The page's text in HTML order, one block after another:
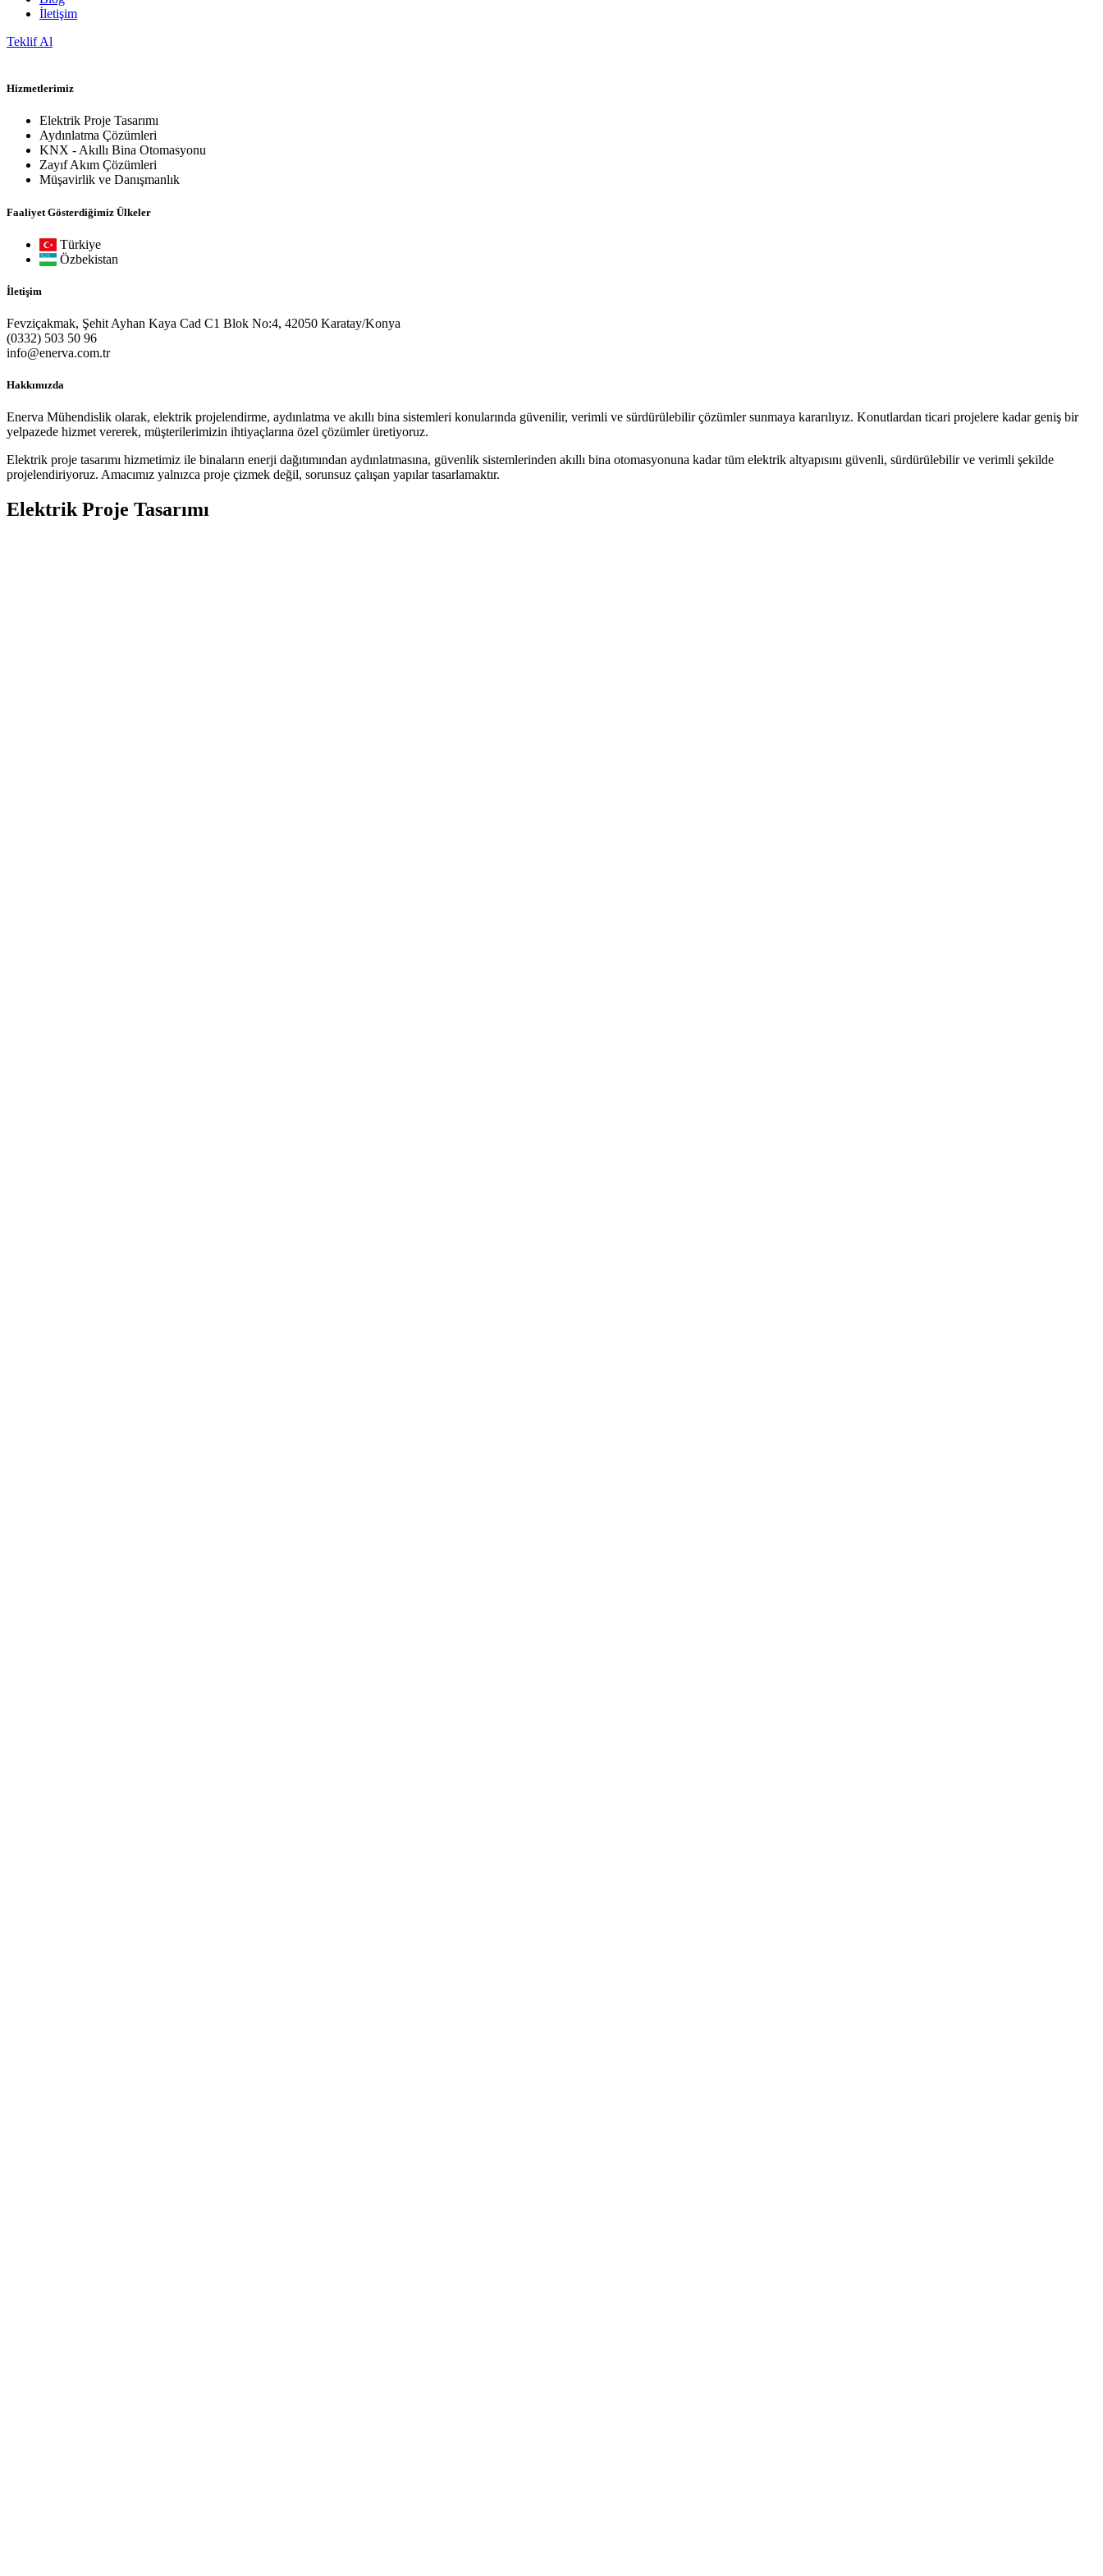
İletişim
Teklif Al
Hizmetlerimiz
Elektrik Proje Tasarımı
Aydınlatma Çözümleri
KNX - Akıllı Bina Otomasyonu
Zayıf Akım Çözümleri
Müşavirlik ve Danışmanlık
Faaliyet Gösterdiğimiz Ülkeler
Türkiye
Özbekistan
İletişim
Fevziçakmak, Şehit Ayhan Kaya Cad C1 Blok No:4, 42050 Karatay/Konya
(0332) 503 50 96
info@enerva.com.tr
Hakkımızda
Enerva Mühendislik olarak, elektrik projelendirme, aydınlatma ve akıllı bina sistemleri konularında güvenilir, verimli ve sürdürülebilir çözümler sunmaya kararılıyız. Konutlardan ticari projelere kadar geniş bir
yelpazede hizmet vererek, müşterilerimizin ihtiyaçlarına özel çözümler üretiyoruz.
Elektrik proje tasarımı hizmetimiz ile binaların enerji dağıtımından aydınlatmasına, güvenlik sistemlerinden akıllı bina otomasyonuna kadar tüm elektrik altyapısını güvenli, sürdürülebilir ve verimli şekilde
projelendiriyoruz. Amacımız yalnızca proje çizmek değil, sorunsuz çalışan yapılar tasarlamaktır.
Elektrik Proje Tasarımı